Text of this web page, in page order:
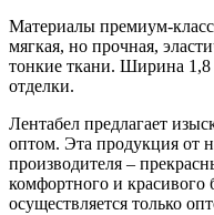
Материалы премиум-
мягкая, но прочная,
тонкие ткани. Ширина 1,8
отделки.
Лентабел предлагает
оптом. Эта продукция от
производителя –
комфортного и
осуществляется только